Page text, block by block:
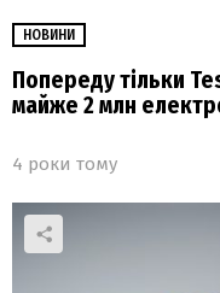
НОВИНИ
Попереду тільки
майже 2 млн
4 роки тому